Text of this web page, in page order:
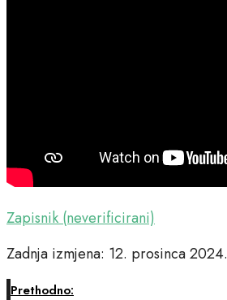
Zapisnik (neverificirani)
Zadnja izmjena: 12. prosinca 2024.
Prethodno: